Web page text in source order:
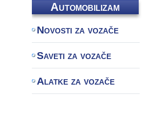
Automobilizam
Novosti za vozače
Saveti za vozače
Alatke za vozače